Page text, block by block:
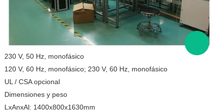
230 V, 50 Hz, monofásico
120 V, 60 Hz, monofásico; 230 V, 60 Hz, monofásico
UL / CSA opcional
Dimensiones y peso
LxAnxAl: 1400x800x1630mm